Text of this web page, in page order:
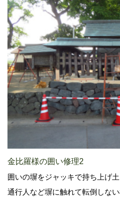
金比羅様の囲い修理2
囲いの塀をジャッキで持ち上げ
通行人など塀に触れて転倒しない